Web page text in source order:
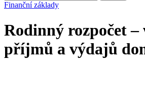
Finanční základy
Rodinný rozpočet –
příjmů a výdajů